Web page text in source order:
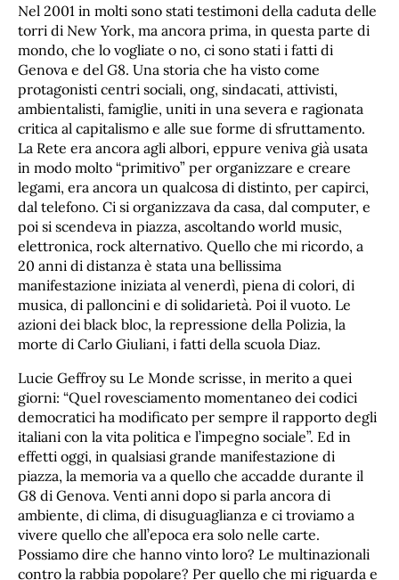
Nel 2001 in molti sono stati testimoni della caduta delle
torri di New York, ma ancora prima, in questa parte di
mondo, che lo vogliate o no, ci sono stati i fatti di
Genova e del G8. Una storia che ha visto come
protagonisti centri sociali, ong, sindacati, attivisti,
ambientalisti, famiglie, uniti in una severa e ragionata
critica al capitalismo e alle sue forme di sfruttamento.
La Rete era ancora agli albori, eppure veniva già usata
in modo molto “primitivo” per organizzare e creare
legami, era ancora un qualcosa di distinto, per capirci,
dal telefono. Ci si organizzava da casa, dal computer, e
poi si scendeva in piazza, ascoltando world music,
elettronica, rock alternativo. Quello che mi ricordo, a
20 anni di distanza è stata una bellissima
manifestazione iniziata al venerdì, piena di colori, di
musica, di palloncini e di solidarietà. Poi il vuoto. Le
azioni dei black bloc, la repressione della Polizia, la
morte di Carlo Giuliani, i fatti della scuola Diaz.
Lucie Geffroy su Le Monde scrisse, in merito a quei
giorni: “Quel rovesciamento momentaneo dei codici
democratici ha modificato per sempre il rapporto degli
italiani con la vita politica e l’impegno sociale”. Ed in
effetti oggi, in qualsiasi grande manifestazione di
piazza, la memoria va a quello che accadde durante il
G8 di Genova. Venti anni dopo si parla ancora di
ambiente, di clima, di disuguaglianza e ci troviamo a
vivere quello che all’epoca era solo nelle carte.
Possiamo dire che hanno vinto loro? Le multinazionali
contro la rabbia popolare? Per quello che mi riguarda e